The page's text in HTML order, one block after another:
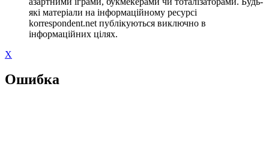
які матеріали на інформаційному ресурсі
korrespondent.net публікуються виключно в
інформаційних цілях.
X
Ошибка